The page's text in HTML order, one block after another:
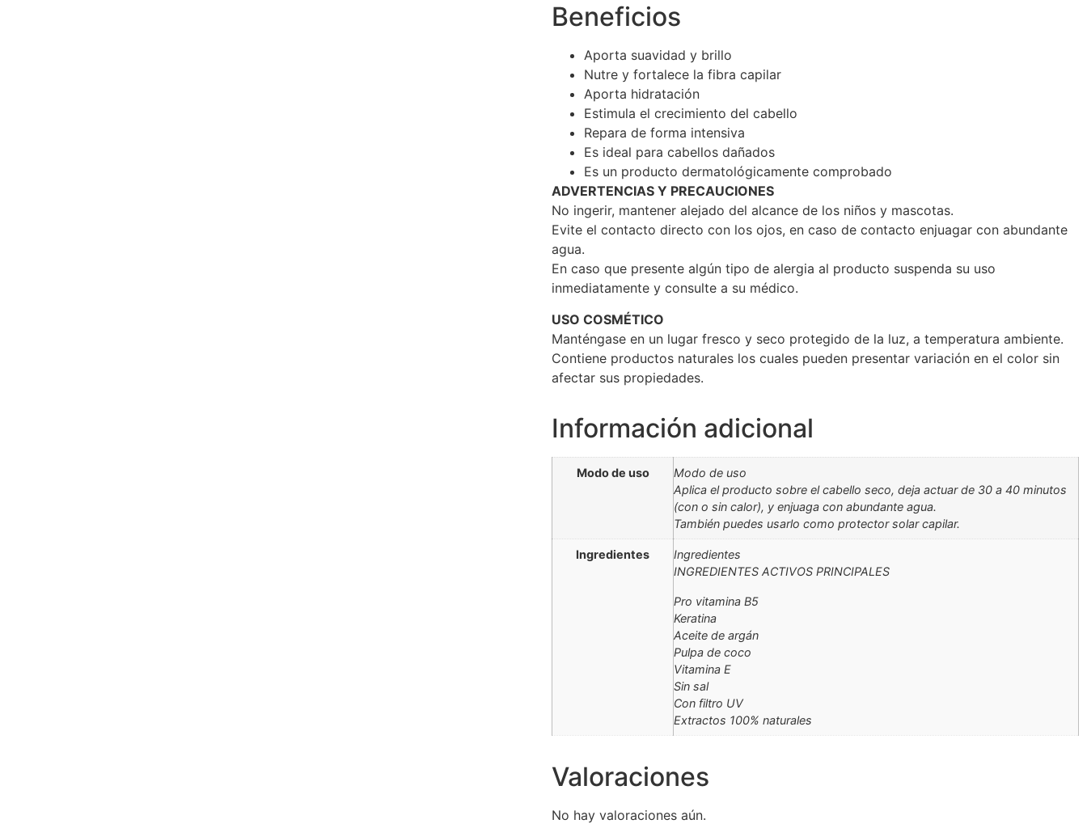
Beneficios
Aporta suavidad y brillo
Nutre y fortalece la fibra capilar
Aporta hidratación
Estimula el crecimiento del cabello
Repara de forma intensiva
Es ideal para cabellos dañados
Es un producto dermatológicamente comprobado
ADVERTENCIAS Y PRECAUCIONES
No ingerir, mantener alejado del alcance de los niños y mascotas.
Evite el contacto directo con los ojos, en caso de contacto enjuagar con abundante
agua.
En caso que presente algún tipo de alergia al producto suspenda su uso
inmediatamente y consulte a su médico.
USO COSMÉTICO
Manténgase en un lugar fresco y seco protegido de la luz, a temperatura ambiente.
Contiene productos naturales los cuales pueden presentar variación en el color sin
afectar sus propiedades.
Información adicional
Modo de uso
Modo de uso
Aplica el producto sobre el cabello seco, deja actuar de 30 a 40 minutos
(con o sin calor), y enjuaga con abundante agua.
También puedes usarlo como protector solar capilar.
Ingredientes
Ingredientes
INGREDIENTES ACTIVOS PRINCIPALES
Pro vitamina B5
Keratina
Aceite de argán
Pulpa de coco
Vitamina E
Sin sal
Con filtro UV
Extractos 100% naturales
Valoraciones
No hay valoraciones aún.